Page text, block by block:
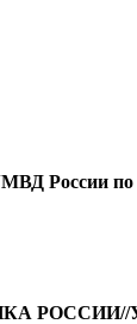
России по
УФК